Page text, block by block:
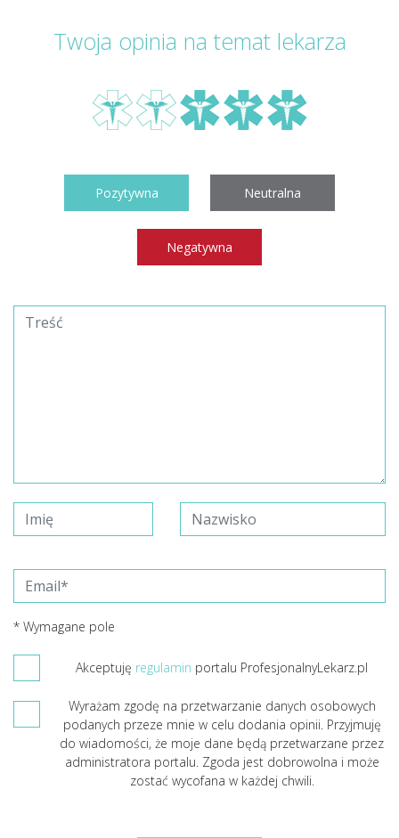
Twoja opinia na temat lekarza
Pozytywna Neutralna
Negatywna
* Wymagane pole
Akceptuję regulamin portalu ProfesjonalnyLekarz.pl
Wyrażam zgodę na przetwarzanie danych osobowych
podanych przeze mnie w celu dodania opinii. Przyjmuję
do wiadomości, że moje dane będą przetwarzane przez
administratora portalu. Zgoda jest dobrowolna i może
zostać wycofana w każdej chwili.